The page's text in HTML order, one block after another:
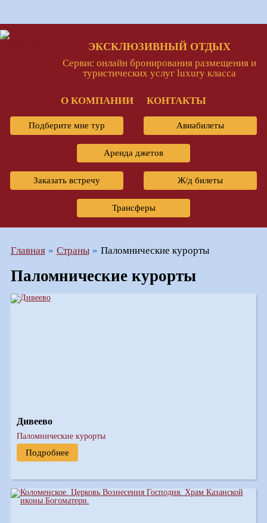
ЭКСКЛЮЗИВНЫЙ ОТДЫХ
Сервис онлайн бронирования размещения и
туристических услуг luxury класса
О КОМПАНИИ КОНТАКТЫ
Подберите мне тур Авиабилеты
Аренда джетов
Заказать встречу Ж/д билеты
Трансферы
Главная Страны Паломнические курорты
Паломнические курорты
Дивеево
Паломнические курорты
Подробнее